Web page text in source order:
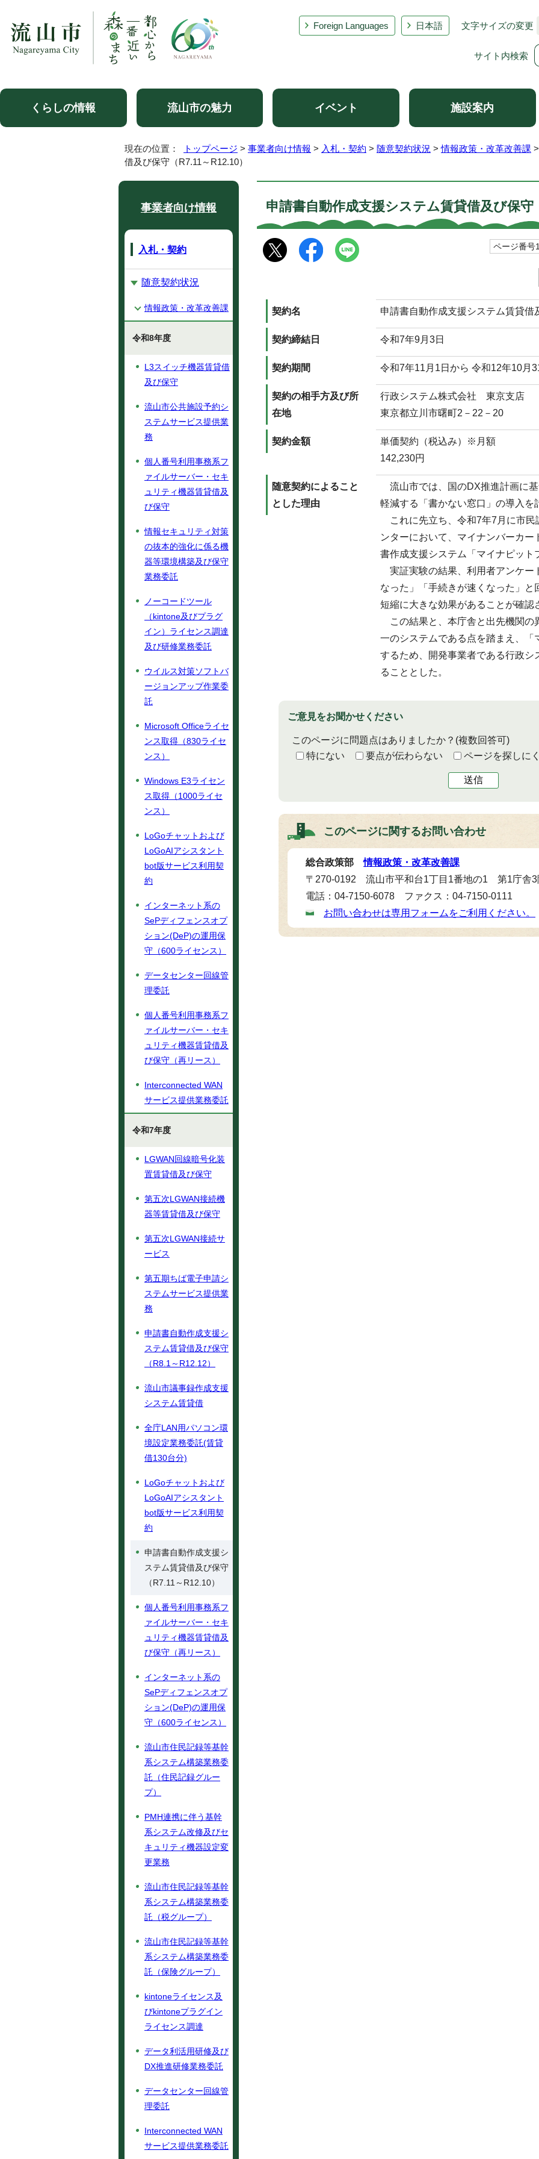
Foreign Languages 日本語 文字サイズの変更
サイト内検索
くらしの情報 流山市の魅力 イベント 施設案内
現在の位置： トップページ > 事業者向け情報 > 入札・契約 > 随意契約状況 >情報政策・改革改善課
借及び保守（R7.11～R12.10）
申請書自動作成支援システム賃貸借及び保守
ページ番号
契約名 申請書自動作成支援システム賃貸借
契約締結日 令和7年9月3日
契約期間 令和7年11月1日から 令和12年10月
契約の相手方及び所
在地
行政システム株式会社 東京支店
東京都立川市曙町2－22－20
契約金額
単価契約（税込み）※月額
142,230円
随意契約によること
とした理由
流山市では、国のDX推進計画に
軽減する「書かない窓口」の導入を
これに先立ち、令和7年7月に市民
ンターにおいて、マイナンバーカ
書作成支援システム「マイナピット
実証実験の結果、利用者アンケー
なった」「手続きが速くなった」
短縮に大きな効果があることが確認
この結果と、本庁舎と出先機関の
一のシステムである点を踏まえ、「
するため、開発事業者である行政シ
ることとした。
ご意見をお聞かせください
このページに問題点はありましたか？ (複数回答可)
特にない
要点が伝わらない ページを探しに
送信
このページに関するお問い合わせ
総合政策部情報政策・改革改善課
〒270-0192 流山市平和台1丁目1番地の1 第1庁舎3
電話：04-7150-6078 ファクス：04-7150-0111
お問い合わせは専用フォームをご利用ください。
事業者向け情報
入札・契約
随意契約状況
情報政策・改革改善課
令和8年度
L3スイッチ機器賃貸借
及び保守
流山市公共施設予約シ
ステムサービス提供業
務
個人番号利用事務系フ
ァイルサーバー・セキ
ュリティ機器賃貸借及
び保守
情報セキュリティ対策
の抜本的強化に係る機
器等環境構築及び保守
業務委託
ノーコードツール
（kintone及びプラグ
イン）ライセンス調達
及び研修業務委託
ウイルス対策ソフトバ
ージョンアップ作業委
託
Microsoft Officeライセ
ンス取得（830ライセ
ンス）
Windows E3ライセン
ス取得（1000ライセ
ンス）
LoGoチャットおよび
LoGoAIアシスタント
bot版サービス利用契
約
インターネット系の
SePディフェンスオプ
ション(DeP)の運用保
守（600ライセンス）
データセンター回線管
理委託
個人番号利用事務系フ
ァイルサーバー・セキ
ュリティ機器賃貸借及
び保守（再リース）
Interconnected WAN
サービス提供業務委託
令和7年度
LGWAN回線暗号化装
置賃貸借及び保守
第五次LGWAN接続機
器等賃貸借及び保守
第五次LGWAN接続サ
ービス
第五期ちば電子申請シ
ステムサービス提供業
務
申請書自動作成支援シ
ステム賃貸借及び保守
（R8.1～R12.12）
流山市議事録作成支援
システム賃貸借
全庁LAN用パソコン環
境設定業務委託(賃貸
借130台分)
LoGoチャットおよび
LoGoAIアシスタント
bot版サービス利用契
約
申請書自動作成支援シ
ステム賃貸借及び保守
（R7.11～R12.10）
個人番号利用事務系フ
ァイルサーバー・セキ
ュリティ機器賃貸借及
び保守（再リース）
インターネット系の
SePディフェンスオプ
ション(DeP)の運用保
守（600ライセンス）
流山市住民記録等基幹
系システム構築業務委
託（住民記録グルー
プ）
PMH連携に伴う基幹
系システム改修及びセ
キュリティ機器設定変
更業務
流山市住民記録等基幹
系システム構築業務委
託（税グループ）
流山市住民記録等基幹
系システム構築業務委
託（保険グループ）
kintoneライセンス及
びkintoneプラグイン
ライセンス調達
データ利活用研修及び
DX推進研修業務委託
データセンター回線管
理委託
Interconnected WAN
サービス提供業務委託